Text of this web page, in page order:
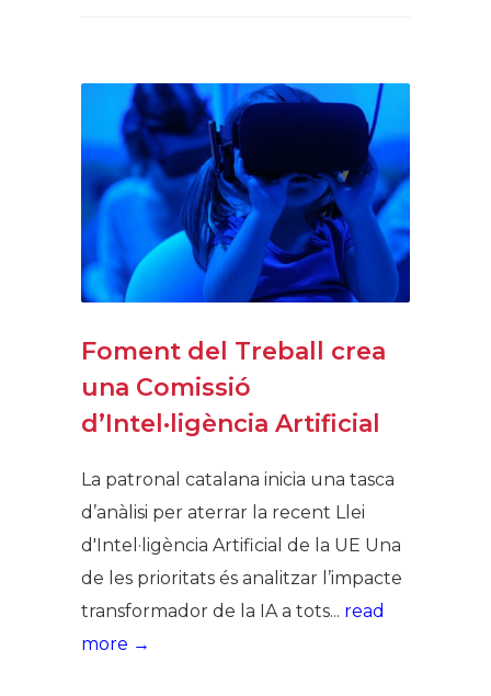
Foment del Treball crea
una Comissió
d’Intel·ligència Artificial
La patronal catalana inicia una tasca
d’anàlisi per aterrar la recent Llei
d'Intel·ligència Artificial de la UE Una
de les prioritats és analitzar l’impacte
transformador de la IA a tots... read
more →